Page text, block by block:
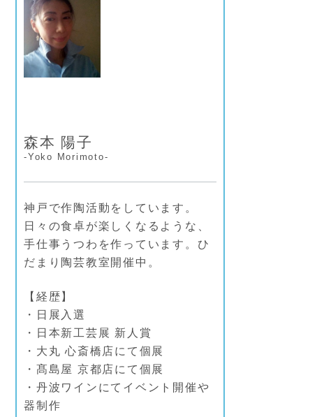
森本 陽子
-Yoko Morimoto-
神戸で作陶活動をしています。
日々の食卓が楽しくなるような、
手仕事うつわを作っています。ひ
だまり陶芸教室開催中。
【経歴】
・日展入選
・日本新工芸展 新人賞
・大丸 心斎橋店にて個展
・髙島屋 京都店にて個展
・丹波ワインにてイベント開催や
器制作